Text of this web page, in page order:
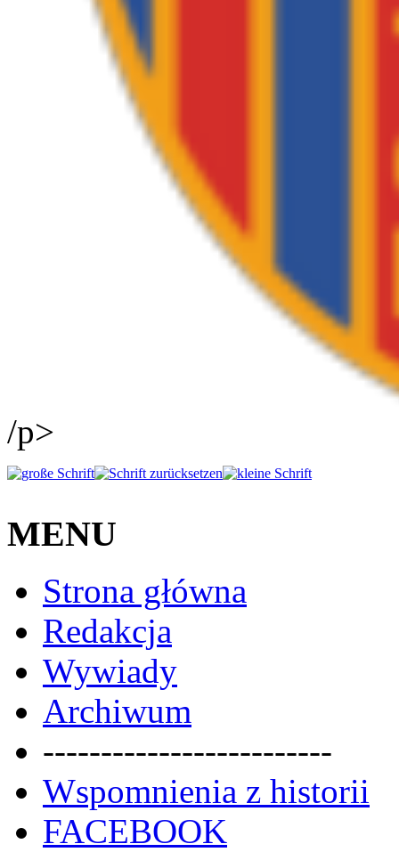
/p>
MENU
Strona główna
Redakcja
Wywiady
Archiwum
-------------------------
Wspomnienia z historii
FACEBOOK